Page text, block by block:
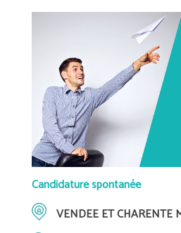
Candidature spontanée
VENDEE ET CHARENTE